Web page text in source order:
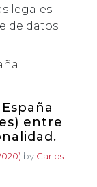
legales.
de datos
entre
by Carlos